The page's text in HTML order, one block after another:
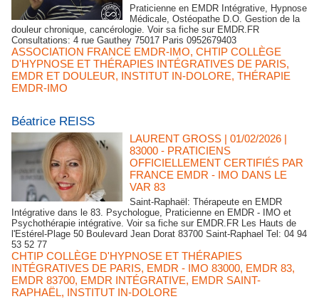
Praticienne en EMDR Intégrative, Hypnose
Médicale, Ostéopathe D.O. Gestion de la
douleur chronique, cancérologie. Voir sa fiche sur EMDR.FR
Consultations: 4 rue Gauthey 75017 Paris 0952679403
ASSOCIATION FRANCE EMDR-IMO, CHTIP COLLÈGE
D'HYPNOSE ET THÉRAPIES INTÉGRATIVES DE PARIS,
EMDR ET DOULEUR, INSTITUT IN-DOLORE, THÉRAPIE
EMDR-IMO
Béatrice REISS
LAURENT GROSS | 01/02/2026 |
83000 - PRATICIENS
OFFICIELLEMENT CERTIFIÉS PAR
FRANCE EMDR - IMO DANS LE
VAR 83
Saint-Raphaël: Thérapeute en EMDR
Intégrative dans le 83. Psychologue, Praticienne en EMDR - IMO et
Psychothérapie intégrative. Voir sa fiche sur EMDR.FR Les Hauts de
l'Estérel-Plage 50 Boulevard Jean Dorat 83700 Saint-Raphael Tel: 04 94
53 52 77
CHTIP COLLÈGE D'HYPNOSE ET THÉRAPIES
INTÉGRATIVES DE PARIS, EMDR - IMO 83000, EMDR 83,
EMDR 83700, EMDR INTÉGRATIVE, EMDR SAINT-
RAPHAËL, INSTITUT IN-DOLORE